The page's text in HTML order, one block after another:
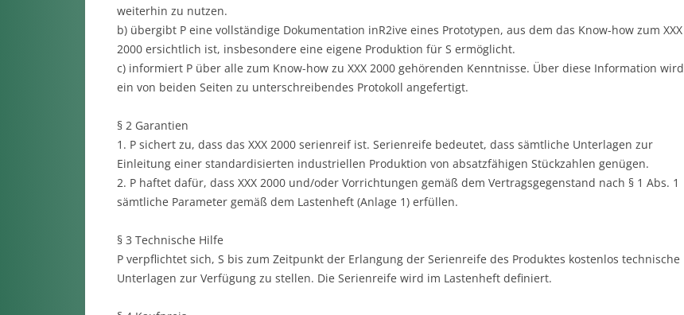
weiterhin zu nutzen.
b) übergibt P eine vollständige Dokumentation inR2ive eines Prototypen, aus dem das Know-how zum XXX
2000 ersichtlich ist, insbesondere eine eigene Produktion für S ermöglicht.
c) informiert P über alle zum Know-how zu XXX 2000 gehörenden Kenntnisse. Über diese Information wird
ein von beiden Seiten zu unterschreibendes Protokoll angefertigt.
§ 2 Garantien
1. P sichert zu, dass das XXX 2000 serienreif ist. Serienreife bedeutet, dass sämtliche Unterlagen zur
Einleitung einer standardisierten industriellen Produktion von absatzfähigen Stückzahlen genügen.
2. P haftet dafür, dass XXX 2000 und/oder Vorrichtungen gemäß dem Vertragsgegenstand nach § 1 Abs. 1
sämtliche Parameter gemäß dem Lastenheft (Anlage 1) erfüllen.
§ 3 Technische Hilfe
P verpflichtet sich, S bis zum Zeitpunkt der Erlangung der Serienreife des Produktes kostenlos technische
Unterlagen zur Verfügung zu stellen. Die Serienreife wird im Lastenheft definiert.